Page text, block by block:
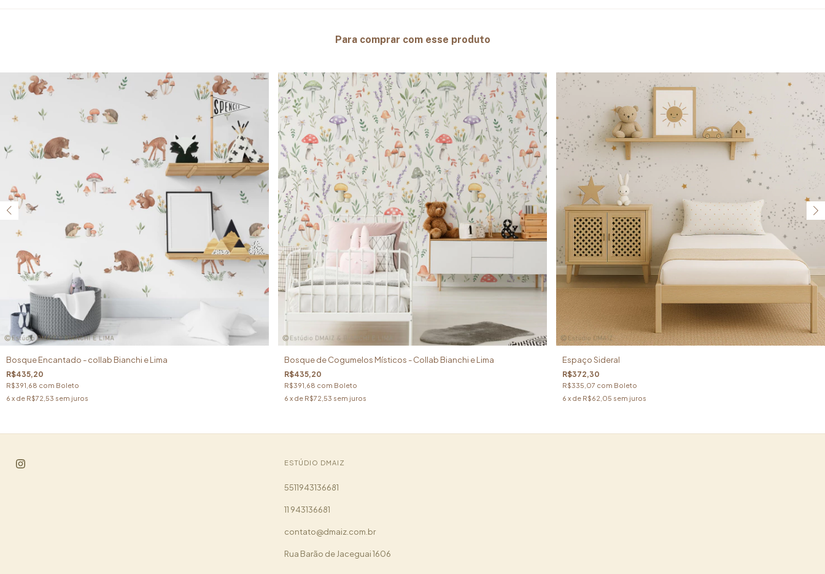
Para comprar com esse produto
Bosque Encantado - collab Bianchi e Lima
R$435,20
R$391,68 com Boleto
6 x de R$72,53 sem juros
Bosque de Cogumelos Místicos - Collab Bianchi e Lima
R$435,20
R$391,68 com Boleto
6 x de R$72,53 sem juros
Espaço Sideral
R$372,30
R$335,07 com Boleto
6 x de R$62,05 sem juros
ESTÚDIO DMAIZ
5511943136681
11 943136681
contato@dmaiz.com.br
Rua Barão de Jaceguai 1606